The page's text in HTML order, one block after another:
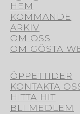
HEM
KOMMANDE
ARKIV
OM OSS
OM GÖSTA
ÖPPETTIDER
KONTAKTA
HITTA HIT
BLI MEDLEM